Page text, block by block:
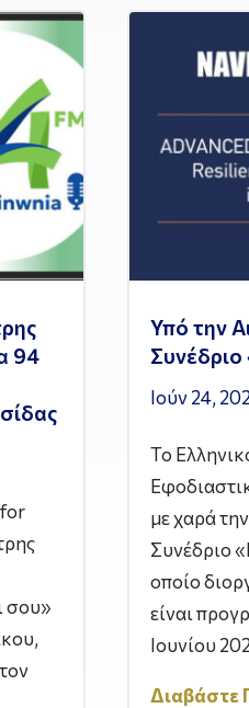
94
σου»
Υπό την
Συνέδριο
Ιούν 24,
Το
με χαρά
Συνέδριο
οποίο
είναι
Ιουνίου
Διαβάστε